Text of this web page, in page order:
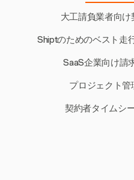
大工請負業者向け
Shiptのためのベスト走
SaaS企業向け請
プロジェクト管
契約者タイムシ